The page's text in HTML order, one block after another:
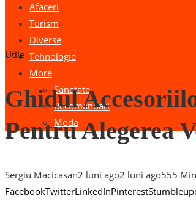
Afaceri
Turism
Diverse
Tehnologie
More
Sanatate
Recomandari
Moda
Utile
Ghidul
Pentru Alegerea
Sergiu Macicasan2 luni ago2 luni ago555
FacebookTwitterLinkedInPinterest